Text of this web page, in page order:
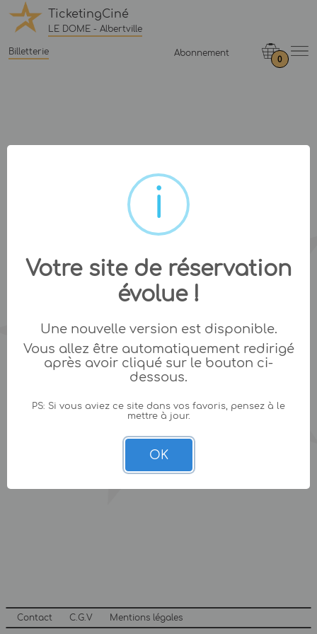
TicketingCiné
LE DOME - Albertville
Billetterie Abonnement
0
Contact C.G.V Mentions légales
Votre site de réservation
évolue !
Une nouvelle version est disponible.
Vous allez être automatiquement redirigé
après avoir cliqué sur le bouton ci-
dessous.
PS: Si vous aviez ce site dans vos favoris, pensez à le
mettre à jour.
OK